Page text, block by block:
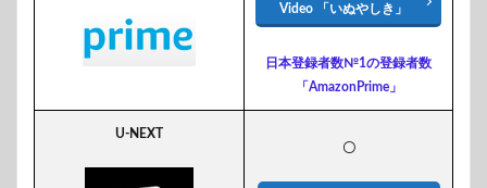
Video 「いぬやしき」
日本登録者数№1の登録者数
「AmazonPrime」
U-NEXT
〇